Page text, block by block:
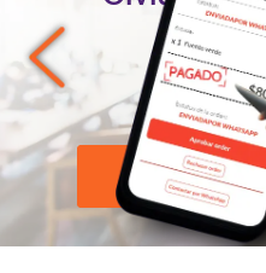
Ahora
Quiero